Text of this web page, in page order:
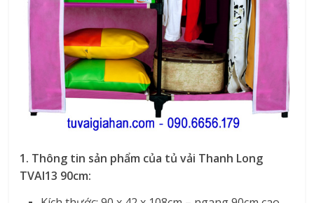
1. Thông tin sản phẩm của tủ vải Thanh Long
TVAI13 90cm: